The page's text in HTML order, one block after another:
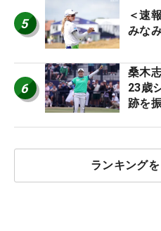
5
＜速
みな
6
桑木
23歳
跡を
ランキング